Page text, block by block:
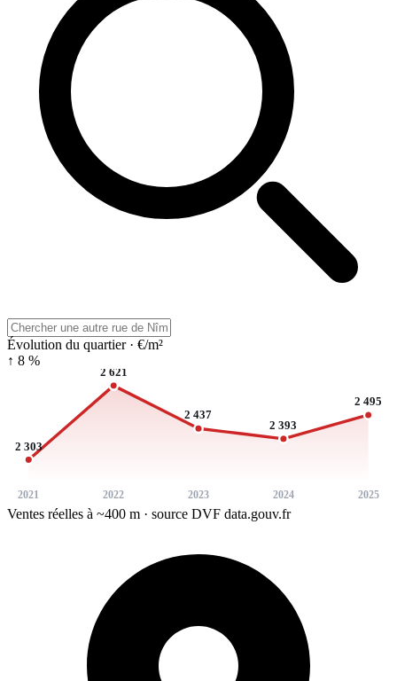
Évolution du quartier · €/m²
↑ 8 %
2 303
2021
2 621
2022
2 437
2023
2 393
2024
2 495
2025
Ventes réelles à ~400 m · source DVF data.gouv.fr